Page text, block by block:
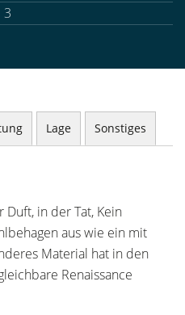
3
Lage Sonstiges
in der Tat, Kein
aus wie ein mit
Material hat in den
Renaissance